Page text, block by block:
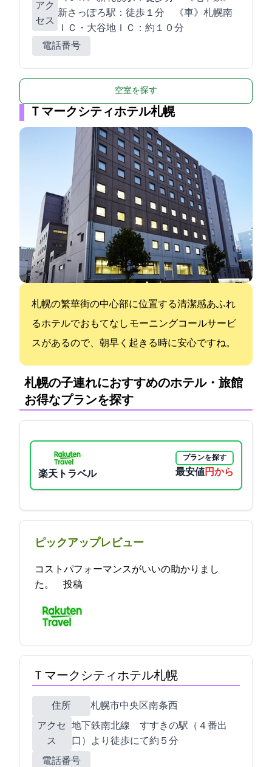
アク
セス
新さっぽろ駅：徒歩１分 《車》札幌南
ＩＣ・大谷地ＩＣ：約１０分
電話番号
空室を探す
Ｔマークシティホテル札幌
札幌の繁華街の中心部に位置する清潔感あふれ
るホテルでおもてなし モーニングコールサービ
スがあるので、朝早く起きる時に安心ですね。
札幌の子連れにおすすめのホテル・旅館:
お得なプランを探す
楽天トラベル
プランを探す
最安値1890円から
ピックアップレビュー
コストパフォーマンスがいいの助かりまし
た。 2021-12-12 18:57:58投稿
Ｔマークシティホテル札幌
住所
札幌市中央区南7条西5
アクセ
ス
地下鉄南北線 すすきの駅（４番出
口）より徒歩にて約５分
電話番号